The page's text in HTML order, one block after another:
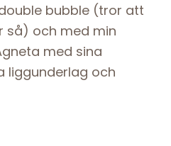
bubble (tror att
så) och med min
med sina
liggunderlag och